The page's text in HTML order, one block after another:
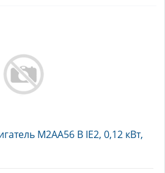
M2AA56 B IE2, 0,12 кВт,